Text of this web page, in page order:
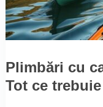
Plimbări cu
Tot ce